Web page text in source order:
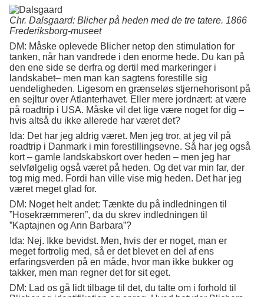
Chr. Dalsgaard: Blicher på heden med de tre tatere. 1866
Frederiksborg-museet
DM: Måske oplevede Blicher netop den stimulation for
tanken, når han vandrede i den enorme hede. Du kan på
den ene side se derfra og dertil med markeringer i
landskabet– men man kan sagtens forestille sig
uendeligheden. Ligesom en grænseløs stjernehorisont på
en sejltur over Atlanterhavet. Eller mere jordnært: at være
på roadtrip i USA. Måske vil det lige være noget for dig –
hvis altså du ikke allerede har været det?
Ida: Det har jeg aldrig været. Men jeg tror, at jeg vil på
roadtrip i Danmark i min forestillingsevne. Så har jeg også
kort – gamle landskabskort over heden – men jeg har
selvfølgelig også været på heden. Og det var min far, der
tog mig med. Fordi han ville vise mig heden. Det har jeg
været meget glad for.
DM: Noget helt andet: Tænkte du på indledningen til
”Hosekræmmeren”, da du skrev indledningen til
”Kaptajnen og Ann Barbara”?
Ida: Nej. Ikke bevidst. Men, hvis der er noget, man er
meget fortrolig med, så er det blevet en del af ens
erfaringsverden på en måde, hvor man ikke bukker og
takker, men man regner det for sit eget.
DM: Lad os gå lidt tilbage til det, du talte om i forhold til